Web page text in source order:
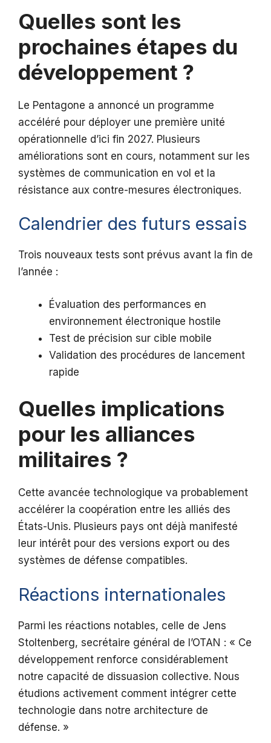
Quelles sont les
prochaines étapes du
développement ?
Le Pentagone a annoncé un programme
accéléré pour déployer une première unité
opérationnelle d’ici fin 2027. Plusieurs
améliorations sont en cours, notamment sur les
systèmes de communication en vol et la
résistance aux contre-mesures électroniques.
Calendrier des futurs essais
Trois nouveaux tests sont prévus avant la fin de
l’année :
Évaluation des performances en
environnement électronique hostile
Test de précision sur cible mobile
Validation des procédures de lancement
rapide
Quelles implications
pour les alliances
militaires ?
Cette avancée technologique va probablement
accélérer la coopération entre les alliés des
États-Unis. Plusieurs pays ont déjà manifesté
leur intérêt pour des versions export ou des
systèmes de défense compatibles.
Réactions internationales
Parmi les réactions notables, celle de Jens
Stoltenberg, secrétaire général de l’OTAN : « Ce
développement renforce considérablement
notre capacité de dissuasion collective. Nous
étudions activement comment intégrer cette
technologie dans notre architecture de
défense. »